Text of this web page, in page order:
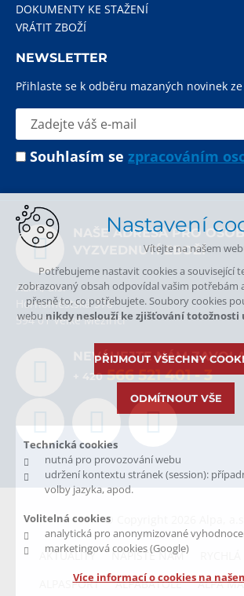
DOKUMENTY KE STAŽENÍ
VRÁTIT ZBOŽÍ
NEWSLETTER
Přihlaste se k odběru mazaných novinek
Souhlasím se zpracováním
NAŠE ADRESA PRO
VYZVEDNUTÍ ZBOŽÍ
ALPA, a.s.
Hornoměstská 378
594 01 Velké Meziříčí
NEVÁHEJTE NÁM
+ 420 566 521 401- 3
© Copyright 2026 Alpa, a.s.
AKTUALITY NAPIŠTE NÁM
ALPASPORT
ALPABATOLE ALPA
Nastavení
Vítejte na našem
Potřebujeme nastavit cookies a související
zobrazovaný obsah odpovídal vašim potřebám
přesně to, co potřebujete. Soubory cookies
webu nikdy neslouží ke zjišťování
Technická cookies
nutná pro provozování webu
udržení kontextu stránek (session):
volby jazyka, apod.
Volitelná cookies
analytická pro anonymizované
marketingová cookies (Google)
Více informací o cookies na
PŘIJMOUT VŠECHNY
ODMÍTNOUT VŠE